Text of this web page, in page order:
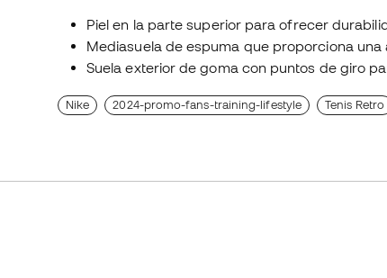
Piel en la parte superior para ofrecer
Mediasuela de espuma que proporciona
Suela exterior de goma con puntos de giro
Nike 2024-promo-fans-training-lifestyle Tenis Retro